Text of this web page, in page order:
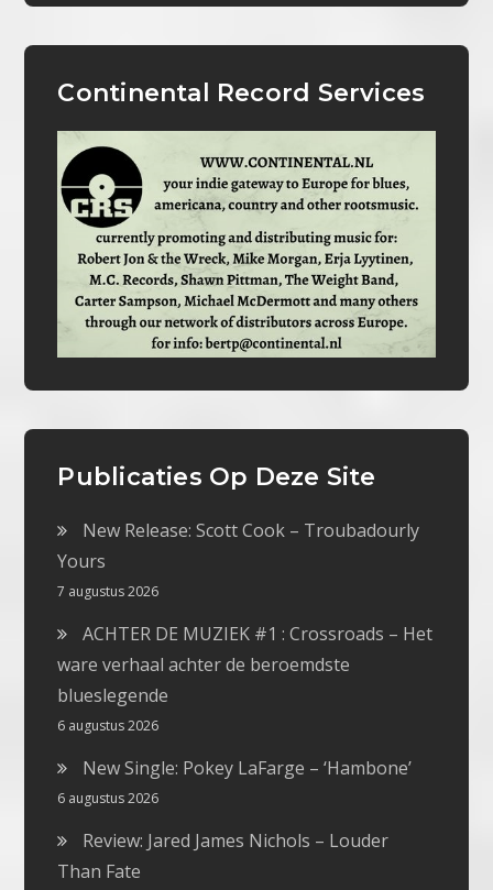
Continental Record Services
Publicaties Op Deze Site
New Release: Scott Cook – Troubadourly
Yours
7 augustus 2026
ACHTER DE MUZIEK #1 : Crossroads – Het
ware verhaal achter de beroemdste
blueslegende
6 augustus 2026
New Single: Pokey LaFarge – ‘Hambone’
6 augustus 2026
Review: Jared James Nichols – Louder
Than Fate